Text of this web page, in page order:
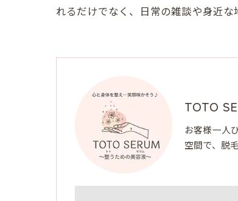
れるだけでなく、日常の雑談や身近
TOTO
お客様一人
空間で、脱